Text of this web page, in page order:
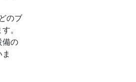
のブ
。
備の